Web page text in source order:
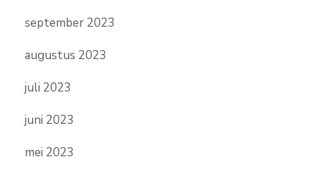
september 2023
augustus 2023
juli 2023
juni 2023
mei 2023